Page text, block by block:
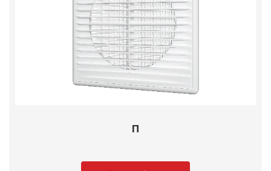
П